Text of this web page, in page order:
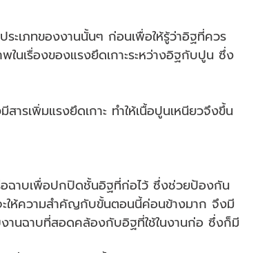
ะเภทของงานนั้นๆ ก่อนเพื่อให้รู้ว่าอิฐที่ควร
ในเรื่องของแรงยึดเกาะระหว่างอิฐกับปูน ซึ่ง
รเพิ่มแรงยึดเกาะ ทำให้เนื้อปูนเหนียวจึงขึ้น
ฉาบเพื่อปกปิดชั้นอิฐที่ก่อไว้ ซึ่งช่วยป้องกัน
ให้ความสำคัญกับขั้นตอนนี้ค่อนข้างมาก จึงมี
านฉาบที่สอดคล้องกับอิฐที่ใช้ในงานก่อ ซึ่งก็มี